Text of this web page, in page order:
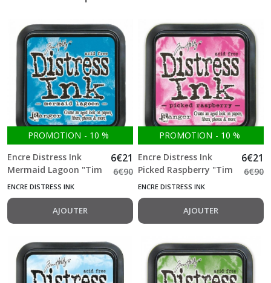
PROMOTION - 10 %
Encre Distress Ink
Mermaid Lagoon "Tim
Holtz"
6€21
6€90
ENCRE DISTRESS INK
AJOUTER
PROMOTION - 10 %
Encre Distress Ink
Picked Raspberry "Tim
Holtz"
6€21
6€90
ENCRE DISTRESS INK
AJOUTER